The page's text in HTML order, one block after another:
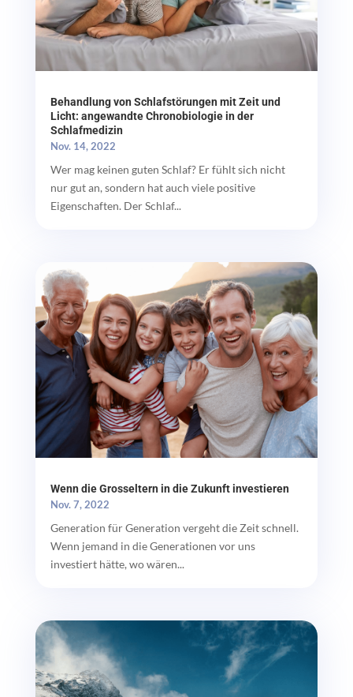
Behandlung von Schlafstörungen mit Zeit und
Licht: angewandte Chronobiologie in der
Schlafmedizin
Nov. 14, 2022
Wer mag keinen guten Schlaf? Er fühlt sich nicht
nur gut an, sondern hat auch viele positive
Eigenschaften. Der Schlaf...
Wenn die Grosseltern in die Zukunft investieren
Nov. 7, 2022
Generation für Generation vergeht die Zeit schnell.
Wenn jemand in die Generationen vor uns
investiert hätte, wo wären...